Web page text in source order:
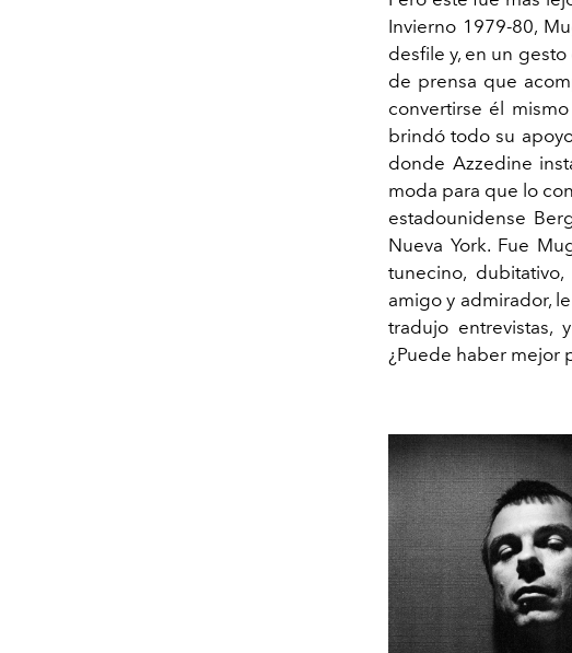
Invierno 1979-80,
desfile y, en un
de prensa que
convertirse él
brindó todo su
donde Azzedine
moda para que lo
estadounidense
Nueva York. Fue
tunecino,
amigo y admirador,
tradujo entrevistas,
¿Puede haber mejor